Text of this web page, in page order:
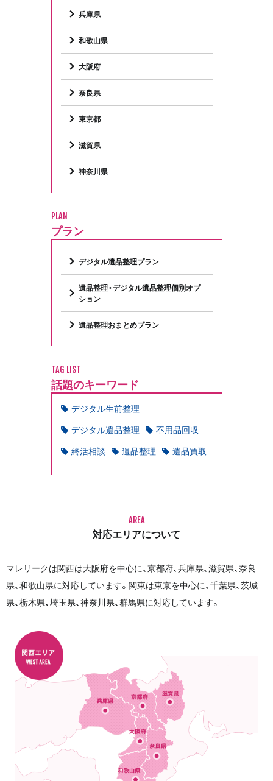
兵庫県
和歌山県
大阪府
奈良県
東京都
滋賀県
神奈川県
PLAN
プラン
デジタル遺品整理プラン
遺品整理・デジタル遺品整理個別オプ
ション
遺品整理おまとめプラン
TAG LIST
話題のキーワード
デジタル生前整理
デジタル遺品整理
不用品回収
終活相談
遺品整理 遺品買取
AREA
対応エリアについて
マレリークは関西は大阪府を中心に、京都府、兵庫県、滋賀県、奈良
県、和歌山県に対応しています。関東は東京を中心に、千葉県、茨城
県、栃木県、埼玉県、神奈川県、群馬県に対応しています。